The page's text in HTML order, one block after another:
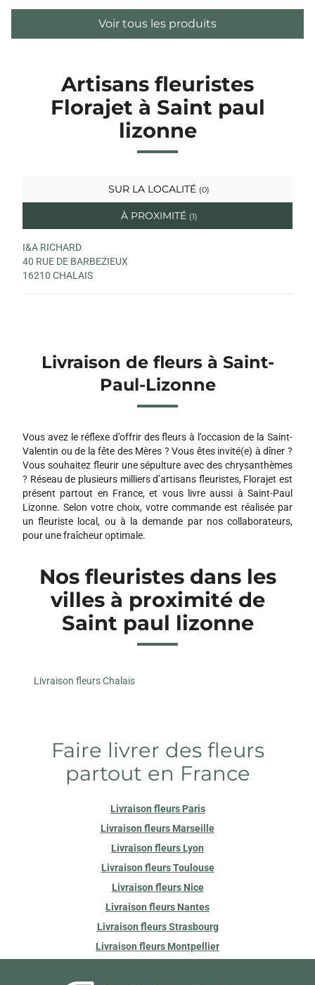
Voir tous les produits
Artisans fleuristes
Florajet à Saint paul
lizonne
SUR LA LOCALITÉ (0)
À PROXIMITÉ (1)
I&A RICHARD
40 RUE DE BARBEZIEUX
16210 CHALAIS
Livraison de fleurs à Saint-
Paul-Lizonne
Vous avez le réflexe d’offrir des fleurs à l’occasion de la Saint-
Valentin ou de la fête des Mères ? Vous êtes invité(e) à dîner ?
Vous souhaitez fleurir une sépulture avec des chrysanthèmes
? Réseau de plusieurs milliers d’artisans fleuristes, Florajet est
présent partout en France, et vous livre aussi à Saint-Paul
Lizonne. Selon votre choix, votre commande est réalisée par
un fleuriste local, ou à la demande par nos collaborateurs,
pour une fraîcheur optimale.
Nos fleuristes dans les
villes à proximité de
Saint paul lizonne
Livraison fleurs Chalais
Faire livrer des fleurs
partout en France
Livraison fleurs Paris
Livraison fleurs Marseille
Livraison fleurs Lyon
Livraison fleurs Toulouse
Livraison fleurs Nice
Livraison fleurs Nantes
Livraison fleurs Strasbourg
Livraison fleurs Montpellier